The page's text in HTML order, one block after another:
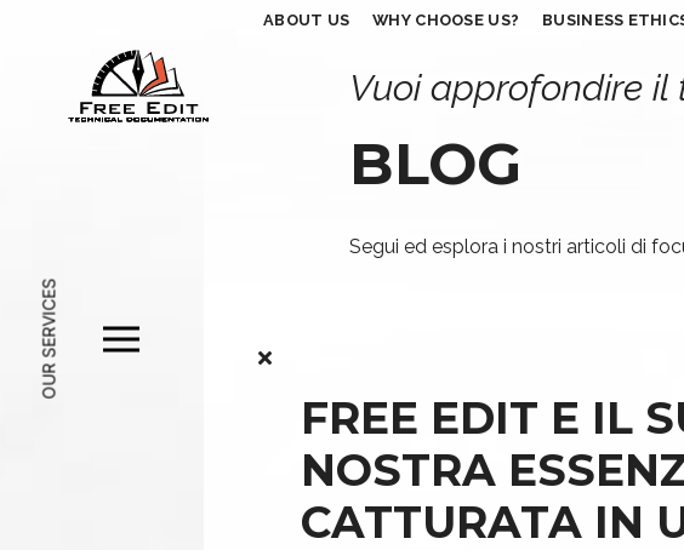
ABOUT US WHY CHOOSE US? BUSINESS
OUR SERVICES
Vuoi approfondire
BLOG
Segui ed esplora i nostri articoli di
FREE EDIT E IL
NOSTRA
CATTURATA IN